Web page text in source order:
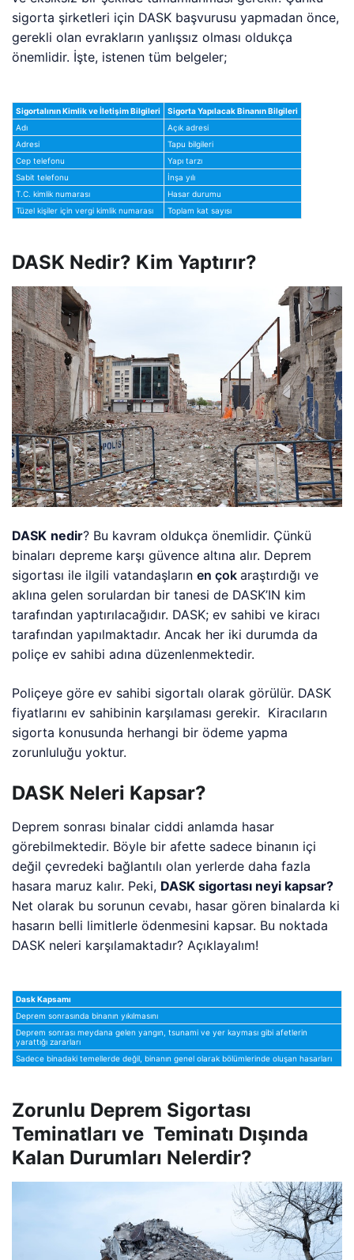
sigorta şirketleri için DASK başvurusu yapmadan önce,
gerekli olan evrakların yanlışsız olması oldukça
önemlidir. İşte, istenen tüm belgeler;
Sigortalının Kimlik ve İletişim Bilgileri
Sigorta Yapılacak Binanın Bilgileri
Adı
Açık adresi
Adresi
Tapu bilgileri
Cep telefonu
Yapı tarzı
Sabit telefonu
İnşa yılı
T.C. kimlik numarası
Hasar durumu
Tüzel kişiler için vergi kimlik numarası
Toplam kat sayısı
DASK Nedir? Kim Yaptırır?
DASK nedir? Bu kavram oldukça önemlidir. Çünkü
binaları depreme karşı güvence altına alır. Deprem
sigortası ile ilgili vatandaşlarınen çokaraştırdığı ve
aklına gelen sorulardan bir tanesi de DASK’IN kim
tarafından yaptırılacağıdır. DASK; ev sahibi ve kiracı
tarafından yapılmaktadır. Ancak her iki durumda da
poliçe ev sahibi adına düzenlenmektedir.
Poliçeye göre ev sahibi sigortalı olarak görülür. DASK
fiyatlarını ev sahibinin karşılaması gerekir. Kiracıların
sigorta konusunda herhangi bir ödeme yapma
zorunluluğu yoktur.
DASK Neleri Kapsar?
Deprem sonrası binalar ciddi anlamda hasar
görebilmektedir. Böyle bir afette sadece binanın içi
değil çevredeki bağlantılı olan yerlerde daha fazla
hasara maruz kalır. Peki, DASK sigortası neyi kapsar?
Net olarak bu sorunun cevabı, hasar gören binalarda ki
hasarın belli limitlerle ödenmesini kapsar. Bu noktada
DASK neleri karşılamaktadır? Açıklayalım!
Dask Kapsamı
Deprem sonrasında binanın yıkılmasını
Deprem sonrası meydana gelen yangın, tsunami ve yer kayması gibi afetlerin
yarattığı zararları
Sadece binadaki temellerde değil, binanın genel olarak bölümlerinde oluşan hasarları
Zorunlu Deprem Sigortası
Teminatları ve Teminatı Dışında
Kalan Durumları Nelerdir?